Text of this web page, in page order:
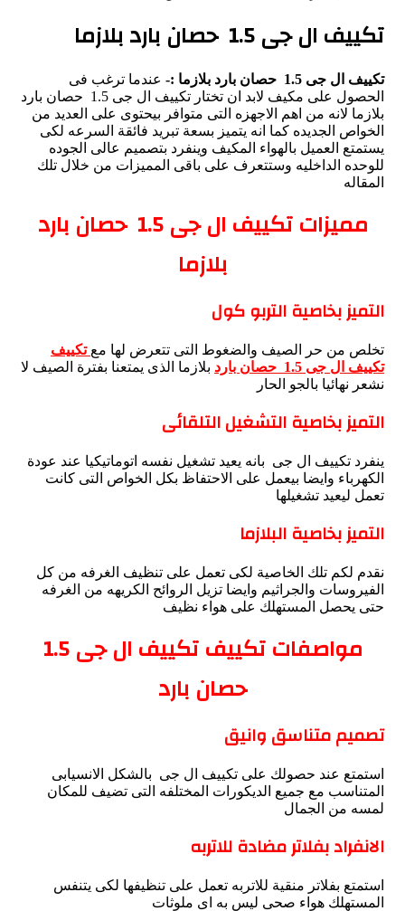
تكييف ال جى 1.5 حصان بارد بلازما
تكييف ال جى 1.5 حصان بارد بلازما :-
عندما ترغب فى
الحصول على مكيف لابد ان تختار تكييف ال جى 1.5 حصان بارد
بلازما لانه من اهم الاجهزه التى متوافر بيحتوى على العديد من
الخواص الجديده كما انه يتميز بسعة تبريد فائقة السرعه لكى
يستمتع العميل بالهواء المكيف وينفرد بتصميم عالى الجوده
للوحده الداخليه وستتعرف على باقى المميزات من خلال تلك
المقاله
مميزات تكييف ال جى1.5 حصان بارد
بلازما
التميز بخاصية التربو كول
تخلص من حر الصيف والضغوط التى تتعرض لها مع تكييف
تكييف ال جى 1.5 حصان بارد
بلازما الذى يمتعنا بفترة الصيف لا
نشعر نهائيا بالجو الحار
التميز بخاصية التشغيل التلقائى
ينفرد تكييف ال جى بانه يعيد تشغيل نفسه اتوماتيكيا عند عودة
الكهرباء وايضا بيعمل على الاحتفاظ بكل الخواص التى كانت
تعمل ليعيد تشغيلها
التميز بخاصية البلازما
نقدم لكم تلك الخاصية لكى تعمل على تنظيف الغرفه من كل
الفيروسات والجراثيم وايضا تزيل الروائح الكريهه من الغرفه
حتى يحصل المستهلك على هواء نظيف
مواصفات تكييف تكييف ال جى1.5
حصان بارد
تصميم متناسق وانيق
استمتع عند حصولك على تكييف ال جى بالشكل الانسيابى
المتناسب مع جميع الديكورات المختلفه التى تضيف للمكان
لمسه من الجمال
الانفراد بفلاتر مضادة للاتربه
استمتع بفلاتر منقية للاتربه تعمل على تنظيفها لكى يتنفس
المستهلك هواء صحى ليس به اى ملوثات